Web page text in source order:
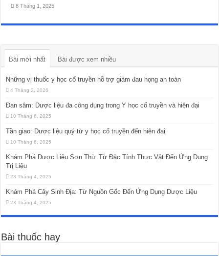
8 Tháng 1, 2025
Bài mới nhất Bài được xem nhiều
Những vị thuốc y học cổ truyền hỗ trợ giảm đau họng an toàn
4 Tháng 2, 2026
Đan sâm: Dược liệu đa công dụng trong Y học cổ truyền và hiện đại
10 Tháng 6, 2025
Tần giao: Dược liệu quý từ y học cổ truyền đến hiện đại
10 Tháng 6, 2025
Khám Phá Dược Liệu Sơn Thù: Từ Đặc Tính Thực Vật Đến Ứng Dụng
Trị Liệu
23 Tháng 4, 2025
Khám Phá Cây Sinh Địa: Từ Nguồn Gốc Đến Ứng Dụng Dược Liệu
23 Tháng 4, 2025
Bài thuốc hay